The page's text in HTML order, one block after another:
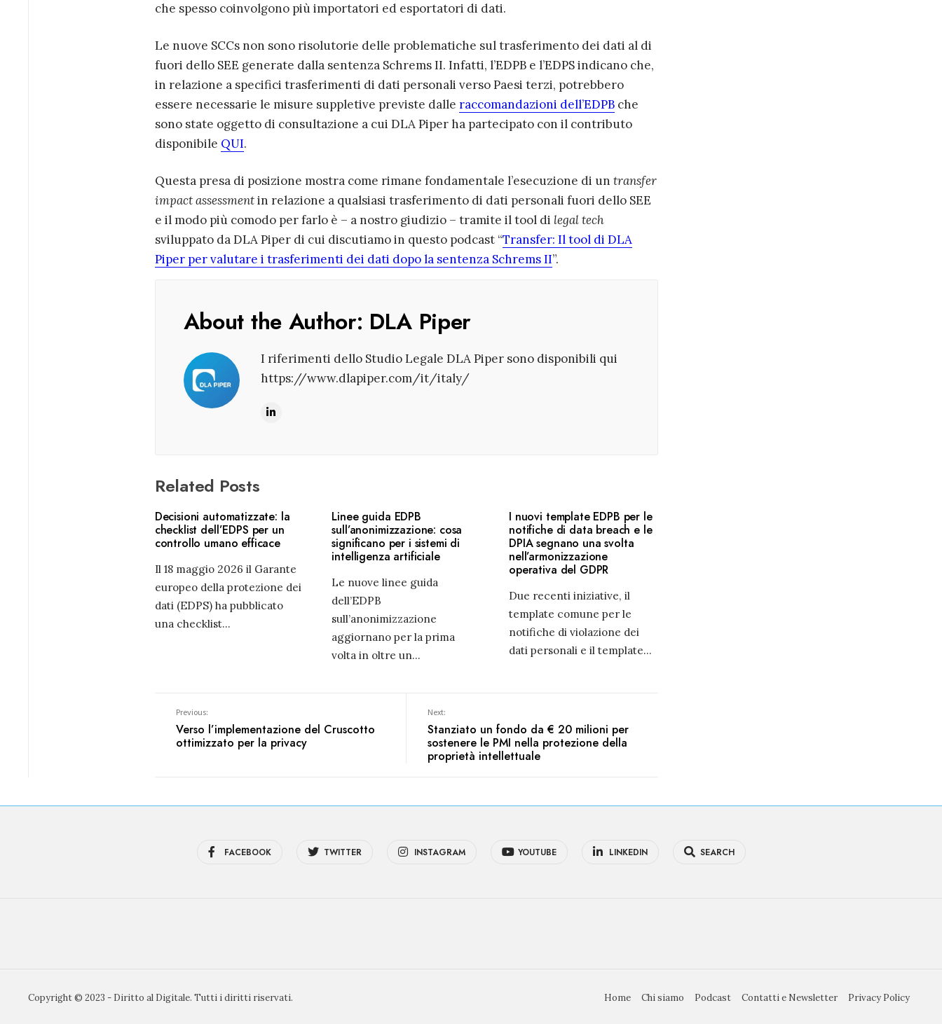
che spesso coinvolgono più importatori ed esportatori di dati.
Le nuove SCCs non sono risolutorie delle problematiche sul trasferimento dei dati al di
fuori dello SEE generate dalla sentenza Schrems II. Infatti, l’EDPB e l’EDPS indicano che,
in relazione a specifici trasferimenti di dati personali verso Paesi terzi, potrebbero
essere necessarie le misure suppletive previste dalle raccomandazioni dell’EDPBche
sono state oggetto di consultazione a cui DLA Piper ha partecipato con il contributo
disponibile QUI.
Questa presa di posizione mostra come rimane fondamentale l’esecuzione di un transfer
impact assessmentin relazione a qualsiasi trasferimento di dati personali fuori dello SEE
e il modo più comodo per farlo è – a nostro giudizio – tramite il tool di legal tech
sviluppato da DLA Piper di cui discutiamo in questo podcast “Transfer: Il tool di DLA
Piper per valutare i trasferimenti dei dati dopo la sentenza Schrems II”.
About the Author: DLA Piper
I riferimenti dello Studio Legale DLA Piper sono disponibili qui
https://www.dlapiper.com/it/italy/
Related Posts
Decisioni automatizzate: la
checklist dell’EDPS per un
controllo umano efficace
Il 18 maggio 2026 il Garante
europeo della protezione dei
dati (EDPS) ha pubblicato
una checklist...
Linee guida EDPB
sull’anonimizzazione: cosa
significano per i sistemi di
intelligenza artificiale
Le nuove linee guida
dell’EDPB
sull’anonimizzazione
aggiornano per la prima
volta in oltre un...
I nuovi template EDPB per le
notifiche di data breach e le
DPIA segnano una svolta
nell’armonizzazione
operativa del GDPR
Due recenti iniziative, il
template comune per le
notifiche di violazione dei
dati personali e il template...
Previous:
Verso l’implementazione del Cruscotto
ottimizzato per la privacy
Next:
Stanziato un fondo da € 20 milioni per
sostenere le PMI nella protezione della
proprietà intellettuale
FACEBOOK TWITTER INSTAGRAM YOUTUBE LINKEDIN SEARCH
Copyright © 2023 - Diritto al Digitale. Tutti i diritti riservati. Home Chi siamo Podcast Contatti e Newsletter Privacy Policy